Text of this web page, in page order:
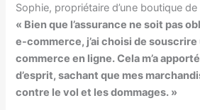
Sophie, propriétaire d’une boutique
« Bien que l’assurance ne soit pas
e-commerce, j’ai choisi de
commerce en ligne. Cela m’a
d’esprit, sachant que mes
contre le vol et les dommages. »